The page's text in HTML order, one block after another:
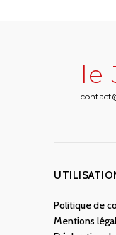
le
Politique de
Mentions